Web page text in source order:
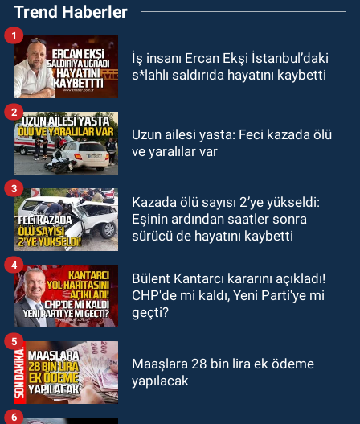
tutuklandı
18:47Emekli öğretmenler kahve
köşelerine mahkum edildi
16:30Zonguldakspor için
Zonguldak
15:41
yılında mezarı başında anıldı.
Trend Haberler
İş insanı Ercan Ekşi İstanbul’daki
s*lahlı saldırıda hayatını kaybetti
1
Uzun ailesi yasta: Feci kazada ölü
ve yaralılar var
2
Kazada ölü sayısı 2’ye yükseldi:
Eşinin ardından saatler sonra
sürücü de hayatını kaybetti
3
Bülent Kantarcı kararını açıkladı!
CHP'de mi kaldı, Yeni Parti'ye mi
geçti?
4
Maaşlara 28 bin lira ek ödeme
yapılacak
5
6